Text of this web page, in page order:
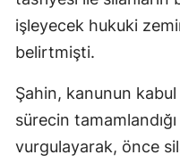
işleyecek hukuki
belirtmişti.
Şahin, kanunun
sürecin
vurgulayarak, önce